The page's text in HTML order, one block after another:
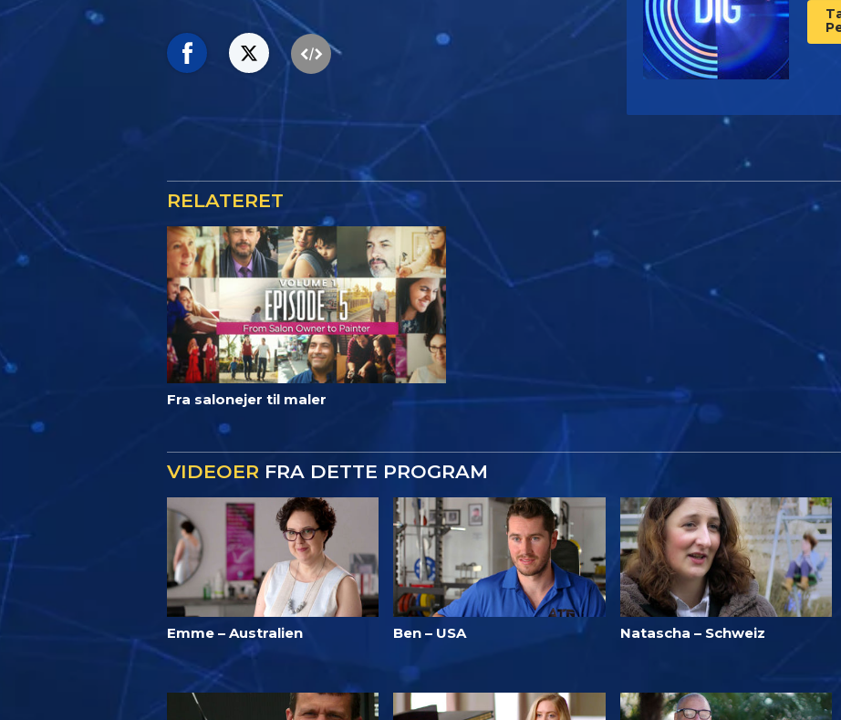
RELATERET
Fra salonejer til maler
VIDEOER FRA DETTE PROGRAM
Emme – Australien Ben – USA Natascha – Schweiz